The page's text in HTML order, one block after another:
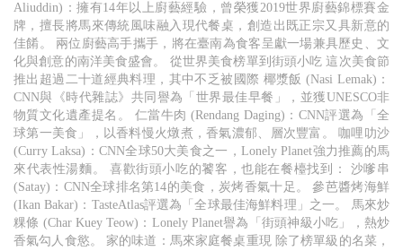
Aliuddin)：擁有14年以上廚藝經驗，曾榮獲2019世界廚藝錦標賽金
牌，擅長將馬來傳統風味融入現代餐桌，創造出既正宗又具新意的
佳餚。 兩位廚藝高手攜手，將在臺南為食客呈獻一場兼具歷史、文
化與創意的南洋美食盛會。 從世界美食榜單到街頭小吃 這次美食節
推出超過二十道經典料理，其中不乏被國際 椰漿飯 (Nasi Lemak)：
CNN與《時代雜誌》共同譽為「世界最佳早餐」，並獲UNESCO非
物質文化遺產提名。 仁當牛肉 (Rendang Daging)：CNN評選為「全
球第一美食」，以香料慢火燉煮，香氣濃郁、層次豐富。 咖哩叻沙
(Curry Laksa)：CNN全球50大美食之一，Lonely Planet強力推薦的馬
來代表性湯麵。 喜歡街頭小吃的饕客，也能在餐檯找到： 沙嗲串
(Satay)：CNN全球排名第14的美食，炭烤香氣十足。 參芭醬烤海鮮
(Ikan Bakar)：TasteAtlas評選為「全球最佳海鮮料理」之一。 馬來炒
粿條 (Char Kuey Teow)：Lonely Planet譽為「街頭神級小吃」，熱炒
香氣勾人食慾。 家的味道：馬來家庭餐桌重現 除了榜單級的名菜，